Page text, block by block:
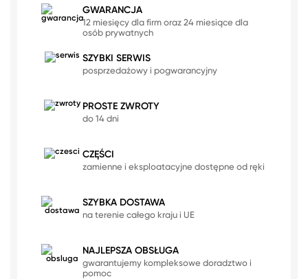
GWARANCJA
12 miesięcy dla firm oraz 24 miesiące dla
osób prywatnych
SZYBKI SERWIS
posprzedażowy i pogwarancyjny
PROSTE ZWROTY
do 14 dni
CZĘŚCI
zamienne i eksploatacyjne dostępne od ręki
SZYBKA DOSTAWA
na terenie całego kraju i UE
NAJLEPSZA OBSŁUGA
gwarantujemy kompleksowe doradztwo i
pomoc